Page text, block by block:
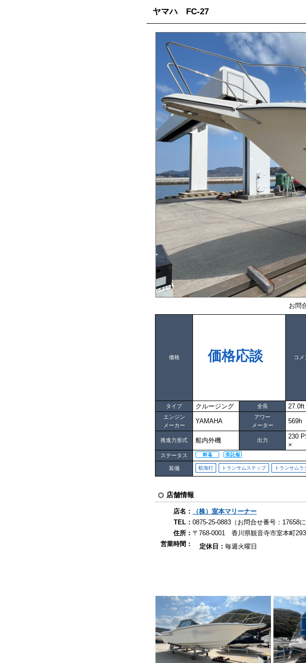
ヤマハ FC-27
お問
価格 価格応談 コメ
タイプ クルージング 全長 27.0ft
エンジン
メーカー
YAMAHA
アワー
メーター
569h
推進力形式 船内外機 出力
230
×
ステータス
装備 航海灯 トランサムステップ トランサムラ
店舗情報
店名：
（株）室本マリーナー
TEL：0875-25-0883（お問合せ番号：17658
住所：〒768-0001 香川県観音寺市室本町
営業時間：
定休日： 毎週火曜日